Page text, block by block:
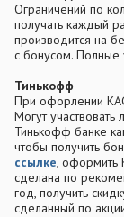
Ограничений по
получать каждый
производится на
с бонусом. Полные
Тинькофф
При офорлении
Могут
Тинькофф банке
чтобы получить
ссылке, оформить
сделана по
год, получить
сделанный по